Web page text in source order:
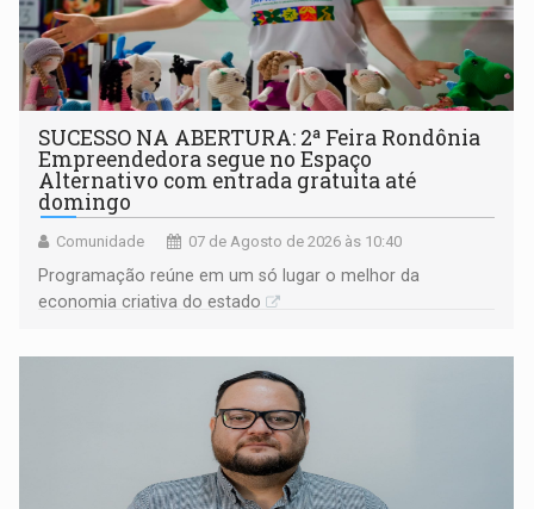
SUCESSO NA ABERTURA: 2ª Feira Rondônia
Empreendedora segue no Espaço
Alternativo com entrada gratuita até
domingo
Comunidade 07 de Agosto de 2026 às 10:40
Programação reúne em um só lugar o melhor da
economia criativa do estado